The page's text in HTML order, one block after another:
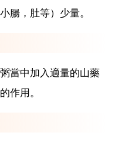
腸，肚等）少量。
當中加入適量的山藥
作用。